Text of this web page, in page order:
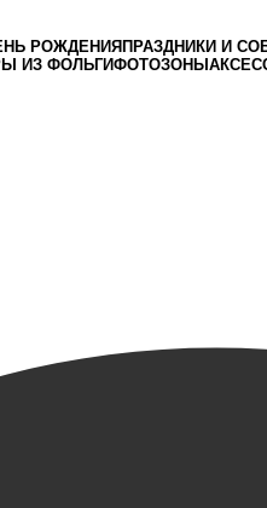
РОЖДЕНИЯ ПРАЗДНИКИ И
ИЗ ФОЛЬГИФОТОЗОНЫ